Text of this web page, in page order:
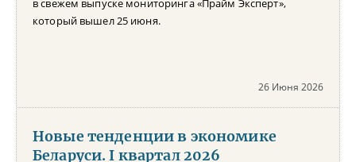
в свежем выпуске мониторинга «Прайм Эксперт»,
который вышел 25 июня.
26 Июня 2026
Новые тенденции в экономике
Беларуси. I квартал 2026